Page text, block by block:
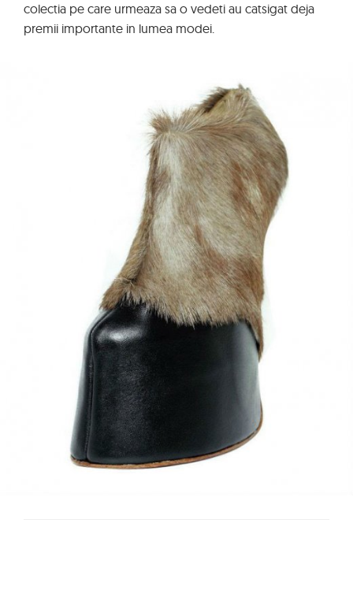
colectia pe care urmeaza sa o vedeti au catsigat deja
premii importante in lumea modei.